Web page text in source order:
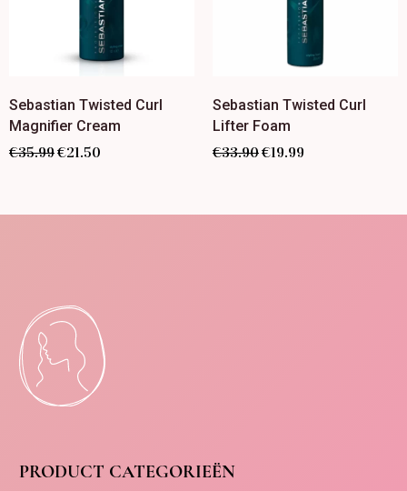
Sebastian Twisted Curl
Magnifier Cream
€35.99€21.50
Sebastian Twisted Curl
Lifter Foam
€33.90€19.99
PRODUCT CATEGORIEËN